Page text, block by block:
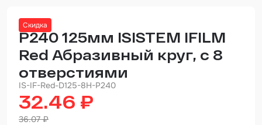
Полировальные круги и пасты
Нетканые абразивные материалы
Инструменты
Скидка
P240 125мм ISISTEM IFILM
Red Абразивный круг, с 8
отверстиями
IS-IF-Red-D125-8H-P240
32.46 ₽
36.07 ₽